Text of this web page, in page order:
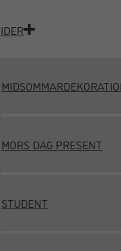
MORS DAG PRESENT
STUDENT